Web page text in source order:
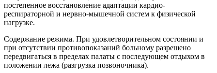
постепенное восстановление адаптации кардио-
респираторной и нервно-мышечной систем к физической
нагрузке.
Содержание режима. При удовлетворительном состоянии и
при отсутствии противопоказаний больному разрешено
передвигаться в пределах палаты с последующем отдыхом в
положении лежа (разгрузка позвоночника).